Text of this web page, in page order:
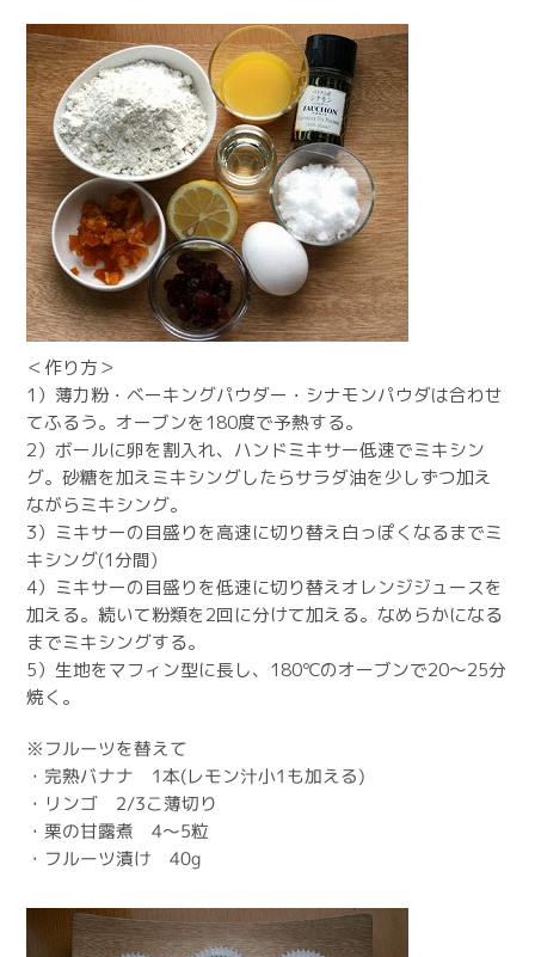
＜作り方＞
1）薄力粉・ベーキングパウダー・シナモンパウダは合わせ
てふるう。オーブンを180度で予熱する。
2）ボールに卵を割入れ、ハンドミキサー低速でミキシン
グ。砂糖を加えミキシングしたらサラダ油を少しずつ加え
ながらミキシング。
3）ミキサーの目盛りを高速に切り替え白っぽくなるまでミ
キシング(1分間)
4）ミキサーの目盛りを低速に切り替えオレンジジュースを
加える。続いて粉類を2回に分けて加える。なめらかになる
までミキシングする。
5）生地をマフィン型に長し、180℃のオーブンで20～25分
焼く。
※フルーツを替えて
・完熟バナナ 1本(レモン汁小1も加える)
・リンゴ 2/3こ薄切り
・栗の甘露煮 4～5粒
・フルーツ漬け 40g